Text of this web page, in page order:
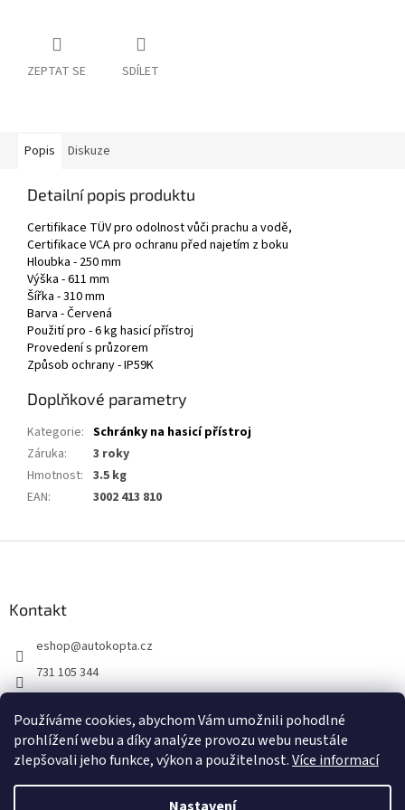
Používáme cookies, abychom Vám umožnili pohodlné
prohlížení webu a díky analýze provozu webu neustále
zlepšovali jeho funkce, výkon a použitelnost.Více informací
ZEPTAT SE SDÍLET
Popis Diskuze
Detailní popis produktu
Certifikace TÜV pro odolnost vůči prachu a vodě,
Certifikace VCA pro ochranu před najetím z boku
Hloubka - 250 mm
Výška - 611 mm
Šířka - 310 mm
Barva - Červená
Použití pro - 6 kg hasicí přístroj
Provedení s průzorem
Způsob ochrany - IP59K
Doplňkové parametry
Kategorie: Schránky na hasicí přístroj
Záruka:
3 roky
Hmotnost: 3.5 kg
EAN: 3002 413 810
Kontakt
eshop@autokopta.cz
731 105 344
auto_kopta